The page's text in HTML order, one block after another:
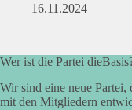
16.11.2024
Wer ist die Partei
Wir sind eine neue Partei,
mit den Mitgliedern